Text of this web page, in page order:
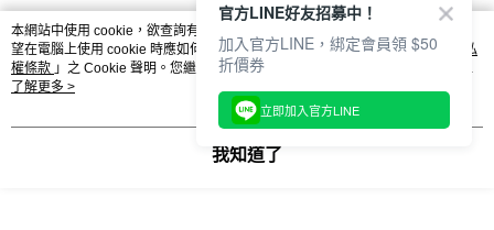
熱門標籤
本網站中使用 cookie，欲查詢有關本網站使用 cookie 方式之詳情，及若您不希
望在電腦上使用 cookie 時應如何變更電腦的 cookie 設定，請參閱本網站「
隱私
權條款 」之 Cookie 聲明。您繼續使用本網站即表示您同意本公司得按本網站使
用條款之 Cookie 聲明使用 cookie。
了解更多 >
我知道了
官方LINE好友招募中！
加入官方LINE，綁定會員領 $50
折價券
立即加入官方LINE